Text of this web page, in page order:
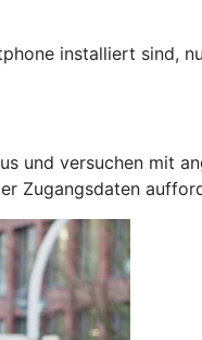
installiert sind,
und versuchen mit
Zugangsdaten